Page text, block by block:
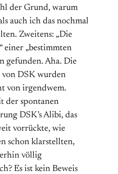
der Grund, warum
auch ich das nochmal
Zweitens: „Die
einer „bestimmten
gefunden. Aha. Die
von DSK wurden
von irgendwem.
der spontanen
DSK’s Alibi, das
vorrückte, wie
schon klarstellten,
völlig
Es ist kein Beweis